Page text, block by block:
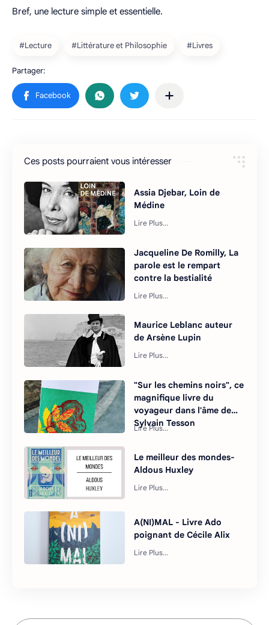
Bref, une lecture simple et essentielle.
Ces posts pourraient vous intéresser
Assia Djebar, Loin de
Médine
Jacqueline De Romilly, La
parole est le rempart
contre la bestialité
Maurice Leblanc auteur
de Arsène Lupin
"Sur les chemins noirs", ce
magnifique livre du
voyageur dans l'âme de
Sylvain Tesson
Le meilleur des mondes-
Aldous Huxley
A(NI)MAL - Livre Ado
poignant de Cécile Alix